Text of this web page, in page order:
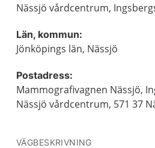
Nässjö vårdcentrum,
Län, kommun:
Jönköpings län, Nässjö
Postadress:
Mammografivagnen Nässjö,
Nässjö vårdcentrum, 571 37
VÄGBESKRIVNING